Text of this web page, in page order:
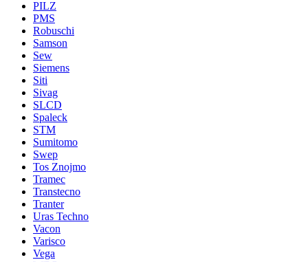
PILZ
PMS
Robuschi
Samson
Sew
Siemens
Siti
Sivag
SLCD
Spaleck
STM
Sumitomo
Swep
Tos Znojmo
Tramec
Transtecno
Tranter
Uras Techno
Vacon
Varisco
Vega